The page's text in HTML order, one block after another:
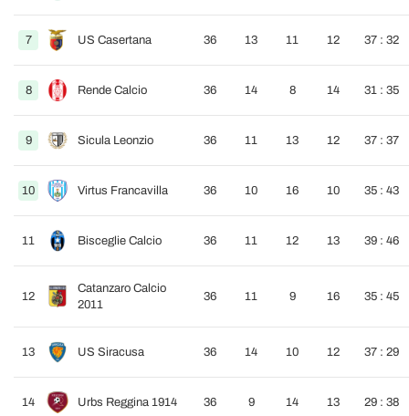
7 US Casertana 36 13 11 12 37 : 32
8 Rende Calcio 36 14 8 14 31 : 35
9 Sicula Leonzio 36 11 13 12 37 : 37
10 Virtus Francavilla 36 10 16 10 35 : 43
11 Bisceglie Calcio 36 11 12 13 39 : 46
12
Catanzaro Calcio
2011
36 11 9 16 35 : 45
13 US Siracusa 36 14 10 12 37 : 29
14 Urbs Reggina 1914 36 9 14 13 29 : 38